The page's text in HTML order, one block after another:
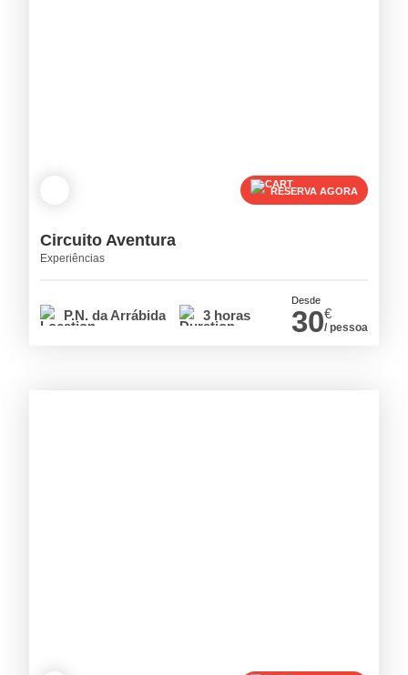
RESERVA AGORA
Circuito Aventura
Experiências
P.N. da Arrábida 3 horas
Desde
30€
/ pessoa